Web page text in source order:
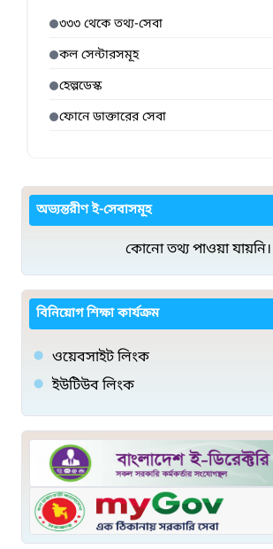
৩৩৩ থেকে তথ্য-সেবা
কল সেন্টারসমূহ
হেল্পডেস্ক
ফোনে ডাক্তারের সেবা
অভ্যন্তরীণ ই-সেবাসমূহ
কোনো তথ্য পাওয়া যায়নি।
বিনিয়োগ শিক্ষা কার্যক্রম
ওয়েবসাইট লিংক
ইউটিউব লিংক